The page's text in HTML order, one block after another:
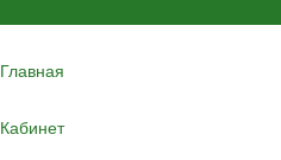
Главная
Кабинет